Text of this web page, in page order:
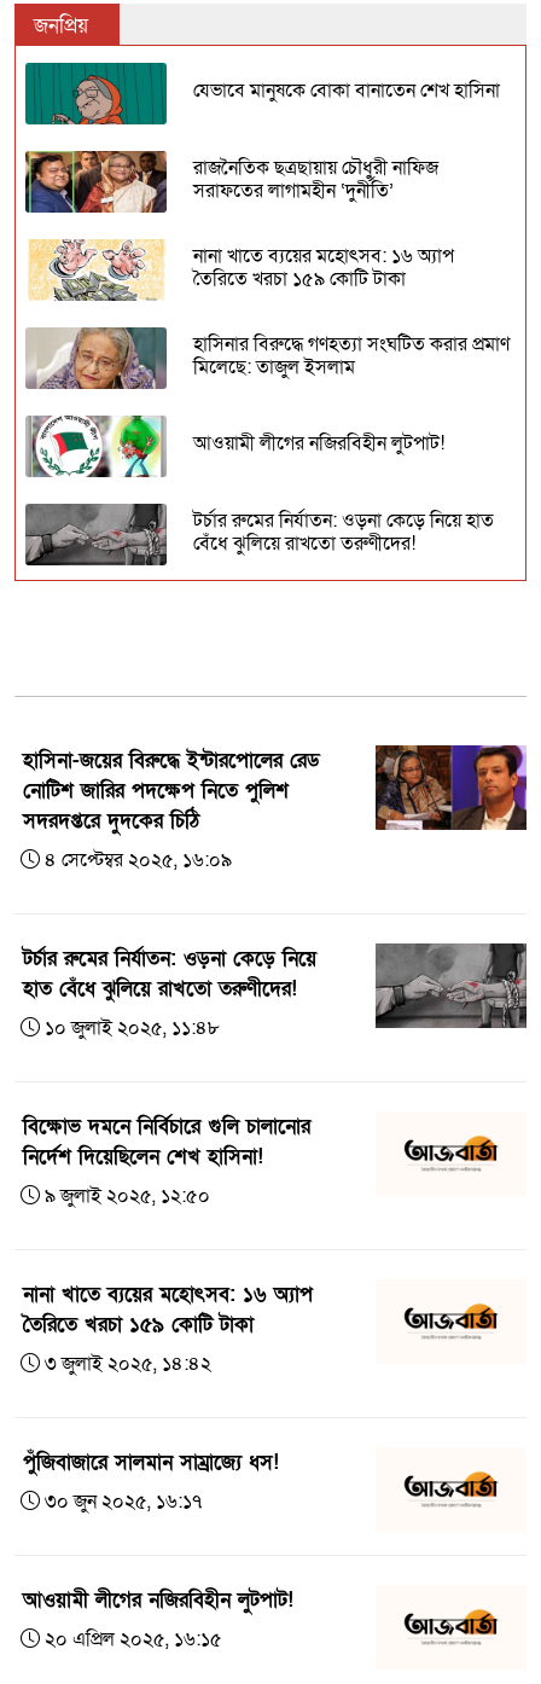
জনপ্রিয়
যেভাবে মানুষকে বোকা বানাতেন শেখ হাসিনা
রাজনৈতিক ছত্রছায়ায় চৌধুরী নাফিজ
সরাফতের লাগামহীন ‘দুর্নীতি’
নানা খাতে ব্যয়ের মহোৎসব: ১৬ অ্যাপ
তৈরিতে খরচা ১৫৯ কোটি টাকা
হাসিনার বিরুদ্ধে গণহত্যা সংঘটিত করার প্রমাণ
মিলেছে: তাজুল ইসলাম
আওয়ামী লীগের নজিরবিহীন লুটপাট!
টর্চার রুমের নির্যাতন: ওড়না কেড়ে নিয়ে হাত
বেঁধে ঝুলিয়ে রাখতো তরুণীদের!
বিক্ষোভ দমনে নির্বিচারে গুলি চালানোর নির্দেশ
শেখ হাসিনার মিথ্যা ও বানোয়াট বক্তব্যের
বিরুদ্ধে বাংলাদেশের প্রতিবাদ
চীন আগেই টের পেয়েছিল শেখ হাসিনার পতন
হাসিনা-জয়ের বিরুদ্ধে ইন্টারপোলের রেড
নোটিশ জারির পদক্ষেপ নিতে পুলিশ
সদরদপ্তরে দুদকের চিঠি
৪ সেপ্টেম্বর ২০২৫, ১৬:০৯
টর্চার রুমের নির্যাতন: ওড়না কেড়ে নিয়ে
হাত বেঁধে ঝুলিয়ে রাখতো তরুণীদের!
১০ জুলাই ২০২৫, ১১:৪৮
বিক্ষোভ দমনে নির্বিচারে গুলি চালানোর
নির্দেশ দিয়েছিলেন শেখ হাসিনা!
৯ জুলাই ২০২৫, ১২:৫০
নানা খাতে ব্যয়ের মহোৎসব: ১৬ অ্যাপ
তৈরিতে খরচা ১৫৯ কোটি টাকা
৩ জুলাই ২০২৫, ১৪:৪২
পুঁজিবাজারে সালমান সাম্রাজ্যে ধস!
৩০ জুন ২০২৫, ১৬:১৭
আওয়ামী লীগের নজিরবিহীন লুটপাট!
২০ এপ্রিল ২০২৫, ১৬:১৫